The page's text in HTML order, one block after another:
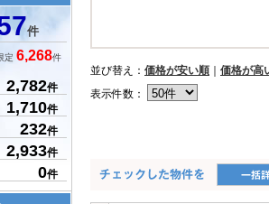
並び替え： 価格が安い順
価格が高
表示件数：
件
定 6,268件
2,782件
1,710件
232件
2,933件
0件